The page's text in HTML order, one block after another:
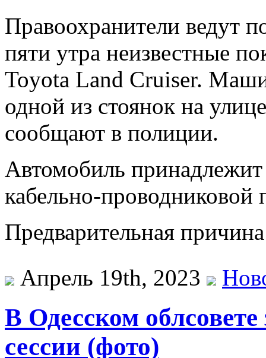
Правоохранители ведут
пяти утра неизвестные
Toyota Land Cruiser.
одной из стоянок на
сообщают в полиции.
Автомобиль
кабельно-проводниковой
Предварительная
Апрель 19th, 2023
В Одесском облсовете
сессии (фото)